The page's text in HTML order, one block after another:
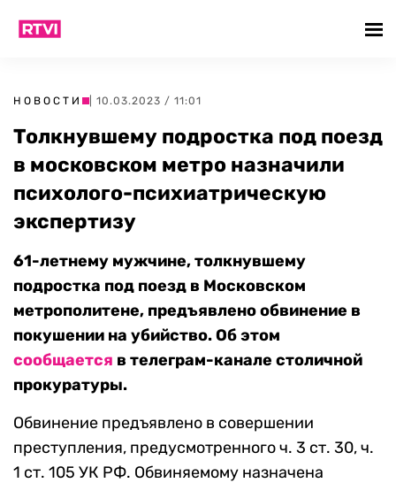
НОВОСТИ | 10.03.2023 / 11:01
Толкнувшему подростка под поезд
в московском метро назначили
психолого-психиатрическую
экспертизу
61-летнему мужчине, толкнувшему
подростка под поезд в Московском
метрополитене, предъявлено обвинение в
покушении на убийство. Об этом
сообщается в телеграм-канале столичной
прокуратуры.
Обвинение предъявлено в совершении
преступления, предусмотренного ч. 3 ст. 30, ч.
1 ст. 105 УК РФ. Обвиняемому назначена